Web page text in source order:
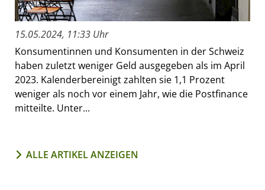
15.05.2024, 11:33 Uhr
Konsumentinnen und Konsumenten in der Schweiz
haben zuletzt weniger Geld ausgegeben als im April
2023. Kalenderbereinigt zahlten sie 1,1 Prozent
weniger als noch vor einem Jahr, wie die Postfinance
mitteilte. Unter...
ALLE ARTIKEL ANZEIGEN